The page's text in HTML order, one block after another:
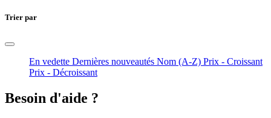
Trier par
En vedette Dernières nouveautés Nom (A-Z) Prix - Croissant
Prix - Décroissant
Besoin d'aide ?